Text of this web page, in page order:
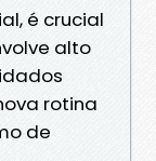
é crucial
alto
rotina
de